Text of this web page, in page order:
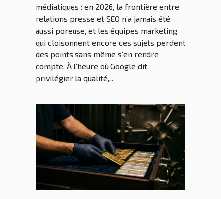
médiatiques : en 2026, la frontière entre
relations presse et SEO n’a jamais été
aussi poreuse, et les équipes marketing
qui cloisonnent encore ces sujets perdent
des points sans même s’en rendre
compte. À l’heure où Google dit
privilégier la qualité,...